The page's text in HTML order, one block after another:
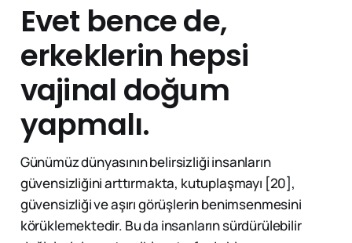
Evet bence de,
erkeklerin hepsi
vajinal doğum
yapmalı.
Günümüz dünyasının belirsizliği insanların
güvensizliğini arttırmakta, kutuplaşmayı [20],
güvensizliği ve aşırı görüşlerin benimsenmesini
körüklemektedir. Bu da insanların sürdürülebilir